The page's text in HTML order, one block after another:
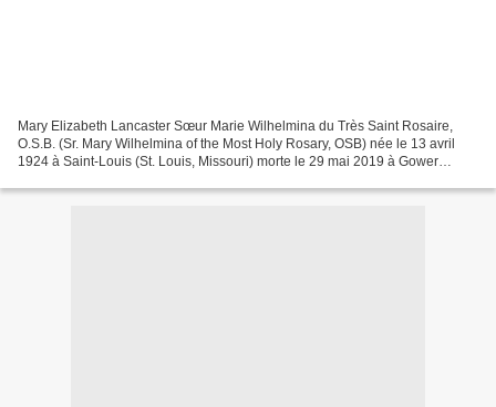
Mary Elizabeth Lancaster Sœur Marie Wilhelmina du Très Saint Rosaire,
O.S.B. (Sr. Mary Wilhelmina of the Most Holy Rosary, OSB) née le 13 avril
1924 à Saint-Louis (St. Louis, Missouri) morte le 29 mai 2019 à Gower